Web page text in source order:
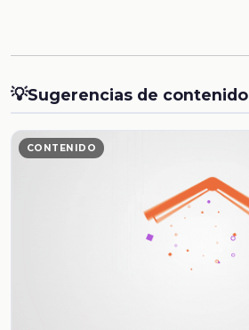
💡Sugerencias de contenido
CONTENIDO